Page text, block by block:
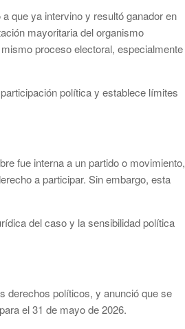
que ya intervino y resultó ganador en
mayoritaria del organismo
proceso electoral, especialmente
política y establece límites
fue interna a un partido o movimiento,
a participar. Sin embargo, esta
del caso y la sensibilidad política
derechos políticos, y anunció que se
el 31 de mayo de 2026.